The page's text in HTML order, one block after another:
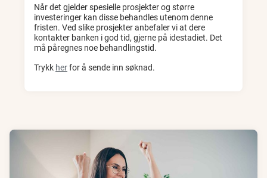
Når det gjelder spesielle prosjekter og større
investeringer kan disse behandles utenom denne
fristen. Ved slike prosjekter anbefaler vi at dere
kontakter banken i god tid, gjerne på idestadiet. Det
må påregnes noe behandlingstid.
Trykk herfor å sende inn søknad.